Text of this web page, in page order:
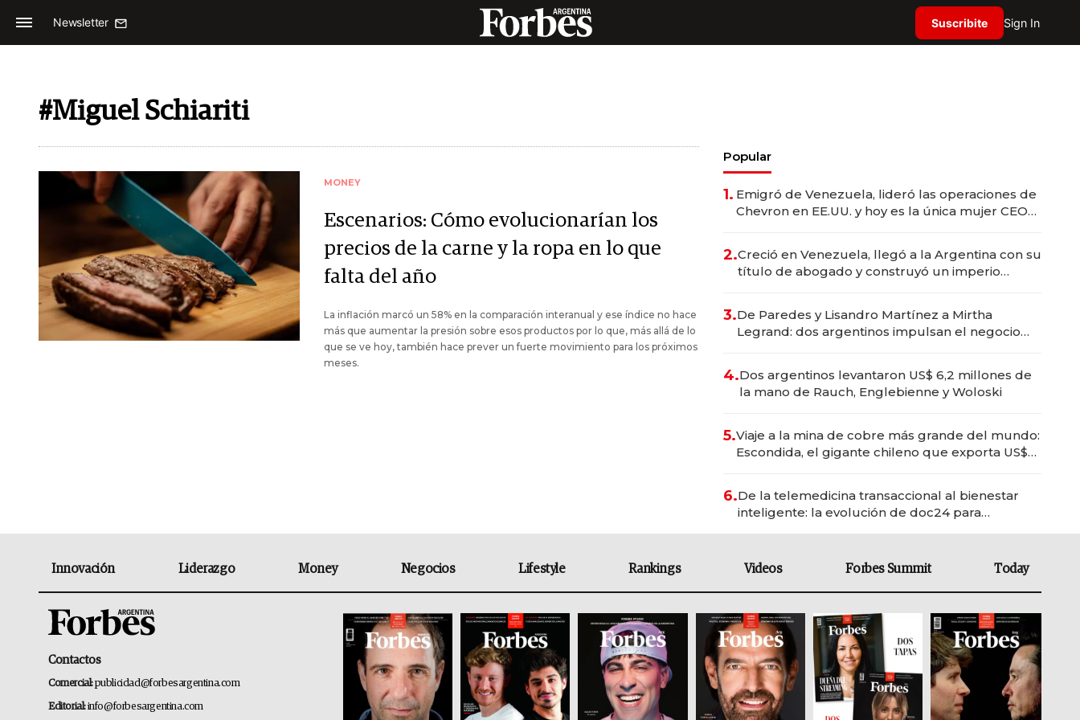
Newsletter Suscribite Sign In
#Miguel Schiariti
MONEY
Escenarios: Cómo evolucionarían los
precios de la carne y la ropa en lo que
falta del año
La inflación marcó un 58% en la comparación interanual y ese índice no hace
más que aumentar la presión sobre esos productos por lo que, más allá de lo
que se ve hoy, también hace prever un fuerte movimiento para los próximos
meses.
Popular
1. Emigró de Venezuela, lideró las operaciones de
Chevron en EE.UU. y hoy es la única mujer CEO
2.Creció en Venezuela, llegó a la Argentina con su
título de abogado y construyó un imperio
3.De Paredes y Lisandro Martínez a Mirtha
Legrand: dos argentinos impulsan el negocio
4.Dos argentinos levantaron US$ 6,2 millones de
la mano de Rauch, Englebienne y Woloski
5.Viaje a la mina de cobre más grande del mundo:
Escondida, el gigante chileno que exporta US$
6.De la telemedicina transaccional al bienestar
inteligente: la evolución de doc24 para
Innovación Liderazgo Money Negocios Lifestyle Rankings Videos Forbes Summit Today
Contactos
Comercial:publicidad@forbesargentina.com
Editorial:info@forbesargentina.com